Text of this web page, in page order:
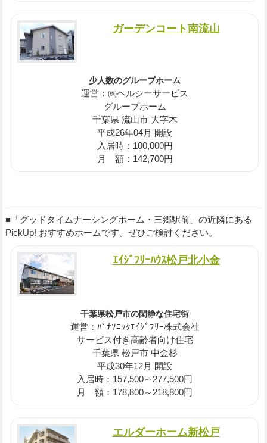
ガーデンコート南流山
少人数のグループホーム
運営：㈱ヘルシーサービス
グループホーム
千葉県 流山市 大字木
平成26年04月 開設
入居時：100,000円
月 額：142,700円
■「グッドタイムナーシングホーム・三郷駅前」の近隣にある
PickUp! おすすめホームです。ぜひご検討ください。
ｴｲｼﾞﾌﾘｰﾊｳｽ松戸北小金
千葉県松戸市の閑静な住宅街
運営：ﾊﾟﾅｿﾆｯｸｴｲｼﾞﾌﾘｰ株式会社
サービス付き高齢者向け住宅
千葉県 松戸市 中金杉
平成30年12月 開設
入居時：157,500～277,500円
月 額：178,800～218,800円
エルダーホーム新松戸